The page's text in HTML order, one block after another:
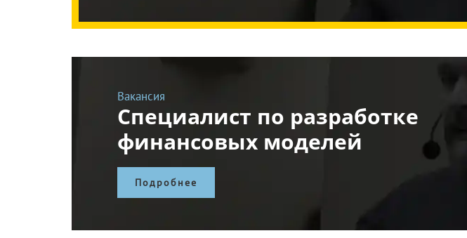
Вакансия
Специалист по разработке
финансовых моделей
Подробнее